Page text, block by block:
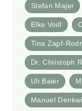
Stefan Majer
Elke Voitl
Tina Zapf-
Dr. Christoph
Uli Baier
Manuel